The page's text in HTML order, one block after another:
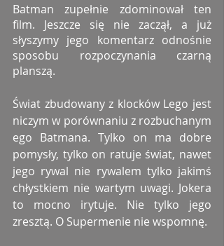
Batman zupełnie zdominował ten
film. Jeszcze się nie zaczął, a już
słyszymy jego komentarz odnośnie
sposobu rozpoczynania czarną
planszą.
Świat zbudowany z klocków Lego jest
niczym w porównaniu z rozbuchanym
ego Batmana. Tylko on ma dobre
pomysły, tylko on ratuje świat, nawet
jego rywal nie rywalem tylko jakimś
chłystkiem nie wartym uwagi. Jokera
to mocno irytuje. Nie tylko jego
zresztą. O Supermenie nie wspomnę.